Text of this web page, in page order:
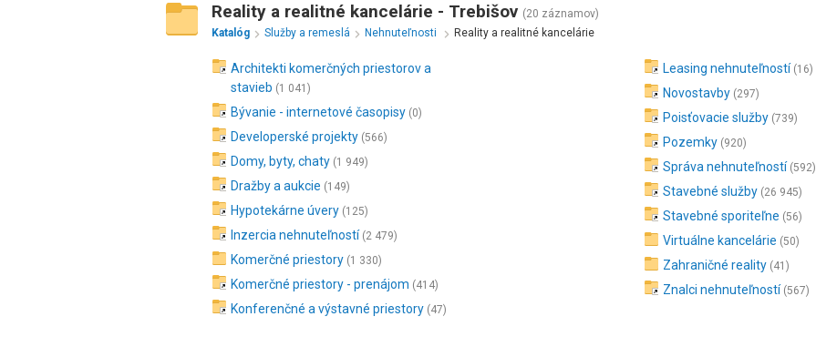
Reality a realitné kancelárie - Trebišov (20 záznamov)
Katalóg
Služby a remeslá Nehnuteľnosti Reality a realitné kancelárie
Architekti komerčných priestorov a
stavieb (1 041)
Bývanie - internetové časopisy (0)
Developerské projekty (566)
Domy, byty, chaty (1 949)
Dražby a aukcie (149)
Hypotekárne úvery (125)
Inzercia nehnuteľností (2 479)
Komerčné priestory (1 330)
Komerčné priestory - prenájom (414)
Konferenčné a výstavné priestory (47)
Leasing nehnuteľností (16)
Novostavby (297)
Poisťovacie služby (739)
Pozemky (920)
Správa nehnuteľností (592)
Stavebné služby (26 945)
Stavebné sporiteľne (56)
Virtuálne kancelárie (50)
Zahraničné reality (41)
Znalci nehnuteľností (567)